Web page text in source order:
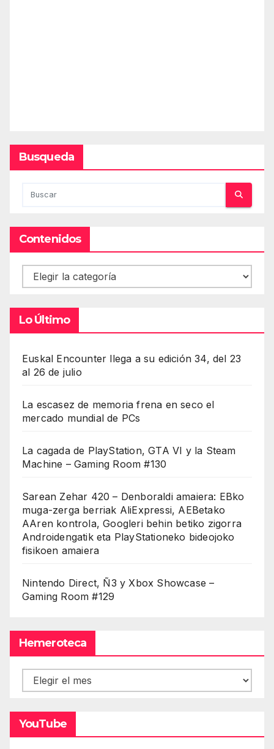
Busqueda
Contenidos
Contenidos
Lo Último
Euskal Encounter llega a su edición 34, del 23
al 26 de julio
La escasez de memoria frena en seco el
mercado mundial de PCs
La cagada de PlayStation, GTA VI y la Steam
Machine – Gaming Room #130
Sarean Zehar 420 – Denboraldi amaiera: EBko
muga-zerga berriak AliExpressi, AEBetako
AAren kontrola, Googleri behin betiko zigorra
Androidengatik eta PlayStationeko bideojoko
fisikoen amaiera
Nintendo Direct, Ñ3 y Xbox Showcase –
Gaming Room #129
Hemeroteca
Hemeroteca
YouTube